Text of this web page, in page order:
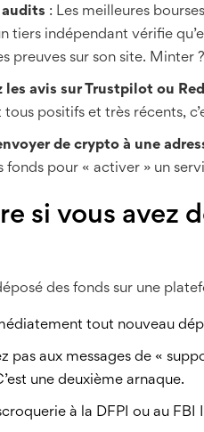
audits : Les meilleures
tiers indépendant vérifie
preuves sur son site. Minter
les avis sur Trustpilot ou
tous positifs et très récents,
de crypto à une
fonds pour « activer » un
si vous avez
des fonds sur une
tout nouveau
pas aux messages de «
une deuxième arnaque.
à la DFPI ou au